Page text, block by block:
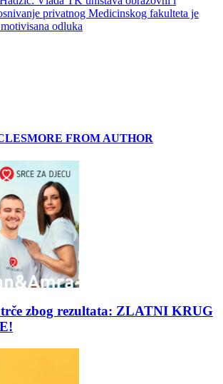
privatnog Medicinskog fakulteta je
odluka
MORE FROM AUTHOR
trče zbog rezultata: ZLATNI KRUG